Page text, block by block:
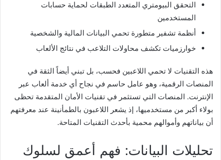
التحقق البيومتري المتعدد الطبقات لحماية حسابات
المستخدمين
أنظمة تشفير متطورة تحمي البيانات المالية والشخصية
خوارزميات تكشف محاولات التلاعب في نتائج الألعاب
هذه التقنيات لا تحمي اللاعبين فحسب، بل تبني أيضاً الثقة في
المنصات الرقمية، وهو عامل حاسم في نجاح أي خدمة ألعاب عبر
الإنترنت. المنصات التي تستثمر في تقنيات الأمان المتقدمة تحظى
بولاء أكبر من مستخدميها، إذ يشعر اللاعبون بالطمأنينة عند معرفتهم
أن بياناتهم وأموالهم محمية بأحدث التقنيات المتاحة.
تحليلات البيانات: فهم أعمق لسلوك